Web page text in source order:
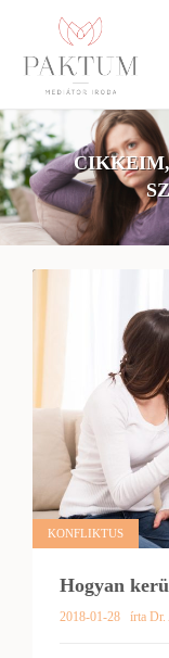
KONFLIKTUS
Hogyan
2018-01-28 írta Dr.